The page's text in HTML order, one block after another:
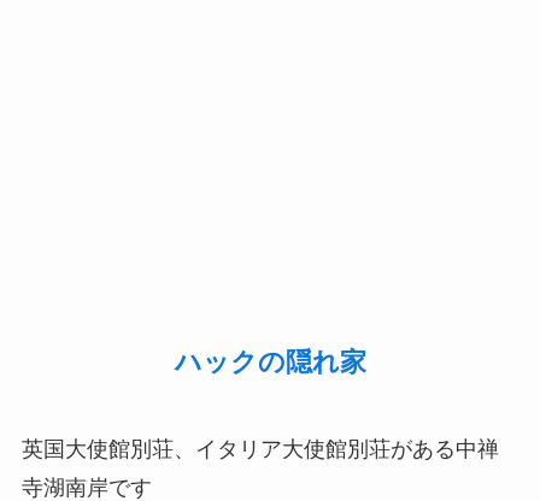
ハックの隠れ家
英国大使館別荘、イタリア大使館別荘がある中禅
寺湖南岸です